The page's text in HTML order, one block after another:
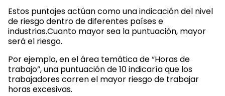
Estos puntajes actúan como una indicación del nivel
de riesgo dentro de diferentes países e
industrias.Cuanto mayor sea la puntuación, mayor
será el riesgo.
Por ejemplo, en el área temática de “Horas de
trabajo”, una puntuación de 10 indicaría que los
trabajadores corren el mayor riesgo de trabajar
horas excesivas.